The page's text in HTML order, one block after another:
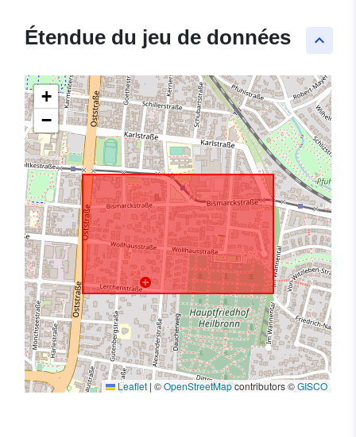
keyboard_arrow_up
Étendue du jeu de données
+
−
Leaflet | ©OpenStreetMapcontributors ©GISCO